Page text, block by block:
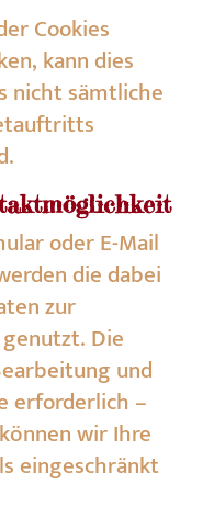
Cookies
kann dies
nicht sämtliche
oder E-Mail
die dabei
zur
Die
und
erforderlich –
wir Ihre
eingeschränkt